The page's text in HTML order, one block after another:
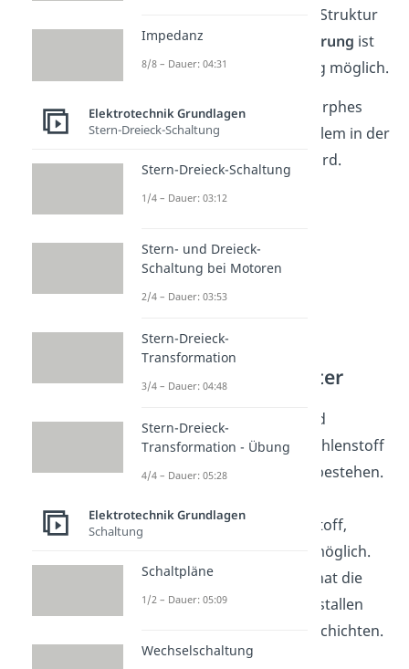
ein fehlendes Atom in der Struktur
des Stoffes sein. Die
Dotierung ist
erst nach der Verarbeitung möglich.
Ein Beispiel hierfür ist amorphes
Silizium. Dieses wird vor allem in der
Photovoltaik verwendet wird.
Organische Halbleiter
Organische
sind
Festkörper, welche aus Kohlenstoff
und Wasserstoff Atomen bestehen.
Kombinationen von Stickstoff,
Schwefel und Sauerstoff möglich.
Diese Art des
hat die
Form von molekularen Kristallen
oder dünnen, amorphen Schichten.
Im Allgemeinen sind diese
Impedanz
8/8 – Dauer: 04:31
Elektrotechnik Grundlagen
Stern-Dreieck-Schaltung
Stern-Dreieck-Schaltung
1/4 – Dauer: 03:12
Stern- und Dreieck-
Schaltung bei Motoren
2/4 – Dauer: 03:53
Stern-Dreieck-
Transformation
3/4 – Dauer: 04:48
Stern-Dreieck-
Transformation - Übung
4/4 – Dauer: 05:28
Elektrotechnik Grundlagen
Schaltung
Schaltpläne
1/2 – Dauer: 05:09
Wechselschaltung